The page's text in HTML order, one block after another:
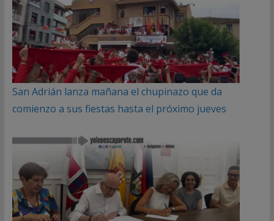
San Adrián lanza mañana el chupinazo que da
comienzo a sus fiestas hasta el próximo jueves